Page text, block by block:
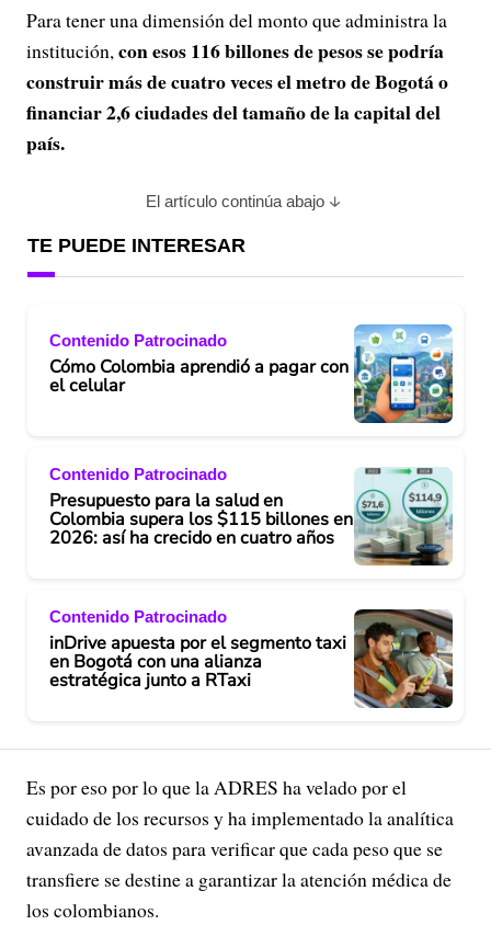
Para tener una dimensión del monto que administra la
institución,con esos 116 billones de pesos se podría
construir más de cuatro veces el metro de Bogotá o
financiar 2,6 ciudades del tamaño de la capital del
país.
El artículo continúa abajo
TE PUEDE INTERESAR
Contenido Patrocinado
Cómo Colombia aprendió a pagar con
el celular
Contenido Patrocinado
Presupuesto para la salud en
Colombia supera los $115 billones en
2026: así ha crecido en cuatro años
Contenido Patrocinado
inDrive apuesta por el segmento taxi
en Bogotá con una alianza
estratégica junto a RTaxi
Es por eso por lo que la ADRES ha velado por el
cuidado de los recursos y ha implementado la analítica
avanzada de datos para verificar que cada peso que se
transfiere se destine a garantizar la atención médica de
los colombianos.